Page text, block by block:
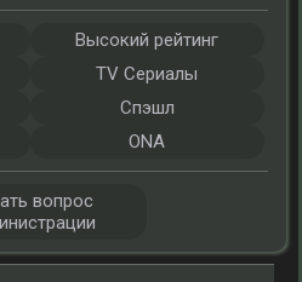
Высокий рейтинг
TV Сериалы
Спэшл
ONA
вопрос